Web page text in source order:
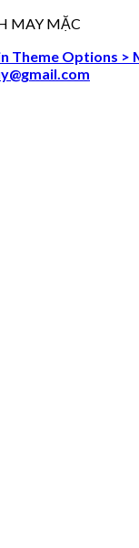
MAY MẶC
Theme Options >